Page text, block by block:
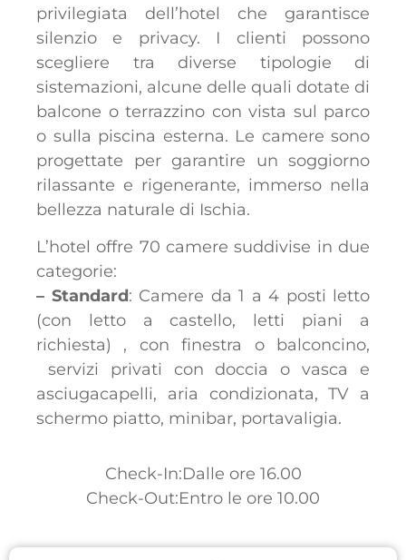
privilegiata dell’hotel che garantisce
silenzio e privacy. I clienti possono
scegliere tra diverse tipologie di
sistemazioni, alcune delle quali dotate di
balcone o terrazzino con vista sul parco
o sulla piscina esterna. Le camere sono
progettate per garantire un soggiorno
rilassante e rigenerante, immerso nella
bellezza naturale di Ischia.
L’hotel offre 70 camere suddivise in due
categorie:
– Standard: Camere da 1 a 4 posti letto
(con letto a castello, letti piani a
richiesta) , con finestra o balconcino,
servizi privati con doccia o vasca e
asciugacapelli, aria condizionata, TV a
schermo piatto, minibar, portavaligia.
Check-In:Dalle ore 16.00
Check-Out:Entro le ore 10.00